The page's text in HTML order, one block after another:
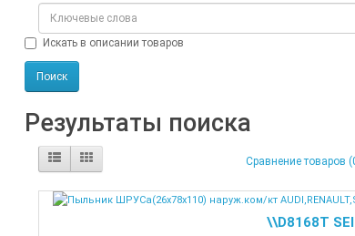
Искать в описании товаров
Результаты поиска
Сравнение товаров
\\D8168T